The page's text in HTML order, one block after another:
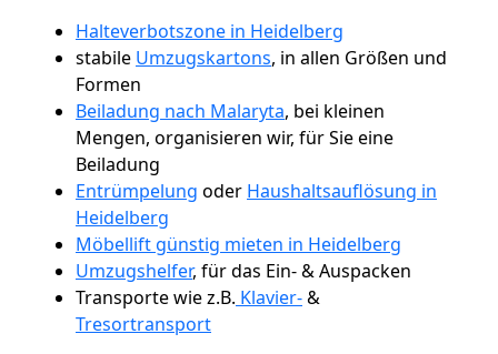
Halteverbotszone in Heidelberg
stabile Umzugskartons, in allen Größen und
Formen
Beiladung nach Malaryta, bei kleinen
Mengen, organisieren wir, für Sie eine
Beiladung
Entrümpelung oder Haushaltsauflösung in
Heidelberg
Möbellift günstig mieten in Heidelberg
Umzugshelfer, für das Ein- & Auspacken
Transporte wie z.B. Klavier-&
Tresortransport